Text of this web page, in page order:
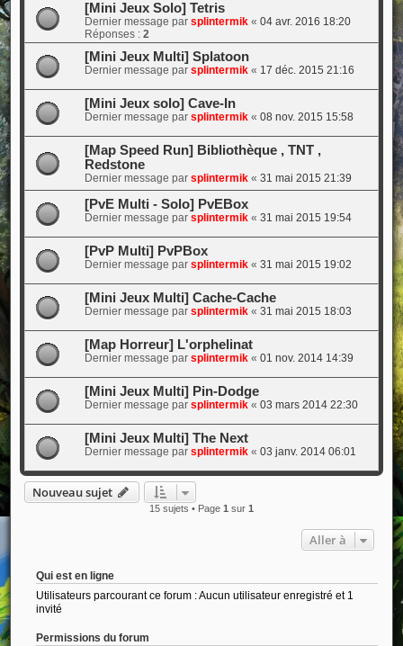
[Mini Jeux Solo] Tetris
Dernier message par splintermik« 04 avr. 2016 18:20
Réponses : 2
[Mini Jeux Multi] Splatoon
Dernier message par splintermik« 17 déc. 2015 21:16
[Mini Jeux solo] Cave-In
Dernier message par splintermik« 08 nov. 2015 15:58
[Map Speed Run] Bibliothèque , TNT ,
Redstone
Dernier message par splintermik« 31 mai 2015 21:39
[PvE Multi - Solo] PvEBox
Dernier message par splintermik« 31 mai 2015 19:54
[PvP Multi] PvPBox
Dernier message par splintermik« 31 mai 2015 19:02
[Mini Jeux Multi] Cache-Cache
Dernier message par splintermik« 31 mai 2015 18:03
[Map Horreur] L'orphelinat
Dernier message par splintermik« 01 nov. 2014 14:39
[Mini Jeux Multi] Pin-Dodge
Dernier message par splintermik« 03 mars 2014 22:30
[Mini Jeux Multi] The Next
Dernier message par splintermik« 03 janv. 2014 06:01
Nouveau sujet
15 sujets • Page 1 sur 1
Aller à
Qui est en ligne
Utilisateurs parcourant ce forum : Aucun utilisateur enregistré et 1
invité
Permissions du forum